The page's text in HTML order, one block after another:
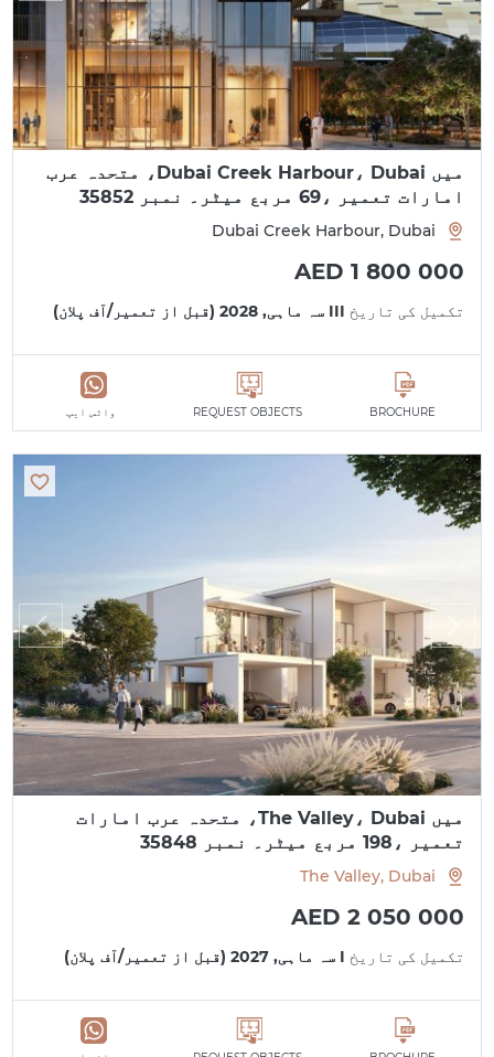
میں Dubai Creek Harbour، Dubai، متحدہ عرب
امارات تعمیر ،69 مربع میٹر۔ نمبر 35852
Dubai Creek Harbour, Dubai
AED 1 800 000
تکمیل کی تاریخ III سہ ماہی, 2028 (قبل از تعمیر/آف پلان)
BROCHURE
REQUEST OBJECTS واٹس ایپ
میں The Valley، Dubai، متحدہ عرب امارات
تعمیر ،198 مربع میٹر۔ نمبر 35848
The Valley, Dubai
AED 2 050 000
تکمیل کی تاریخ I سہ ماہی, 2027 (قبل از تعمیر/آف پلان)